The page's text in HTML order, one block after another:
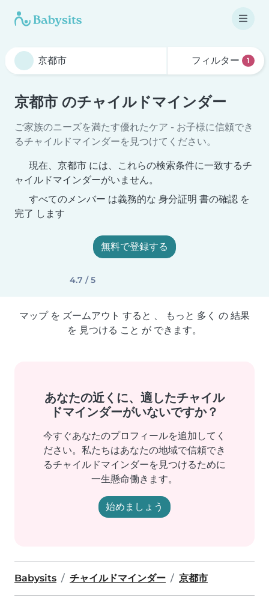
フィルター 1
京都市 のチャイルドマインダー
ご家族のニーズを満たす優れたケア - お子様に信頼でき
るチャイルドマインダーを見つけてください。
現在、京都市 には、これらの検索条件に一致するチ
ャイルドマインダーがいません。
すべてのメンバー は義務的な 身分証明 書の確認 を
完了 します
無料で登録する
4.7 / 5
マップ を ズームアウト すると 、 もっと 多く の 結果
を 見つける こと が できます。
あなたの近くに、適したチャイル
ドマインダーがいないですか？
今すぐあなたのプロフィールを追加してく
ださい。私たちはあなたの地域で信頼でき
るチャイルドマインダーを見つけるために
一生懸命働きます。
始めましょう
Babysits チャイルドマインダー 京都市